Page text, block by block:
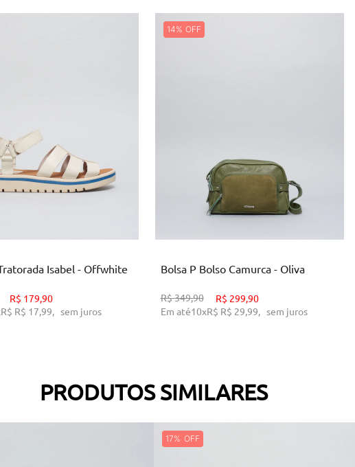
Isabel - Offwhite
R$ 179,90
R$ R$ 17,99, sem juros
14%
Bolsa P Bolso Camurca - Oliva
R$349,90 R$ 299,90
Em até10xR$ R$ 29,99, sem juros
PRODUTOS SIMILARES
17%